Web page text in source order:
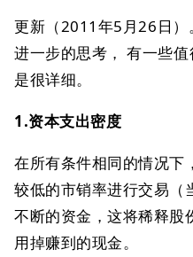
更新（2011年5月26日）
进一步的思考， 有一些
是很详细。
1.资本支出密度
在所有条件相同的情况下
较低的市销率进行交易（
不断的资金，这将稀释股
用掉赚到的现金。